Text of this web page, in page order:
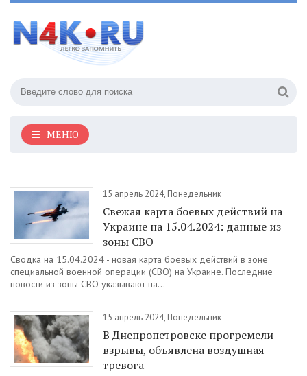
МЕНЮ
15 апрель 2024, Понедельник
Свежая карта боевых действий на
Украине на 15.04.2024: данные из
зоны СВО
Сводка на 15.04.2024 - новая карта боевых действий в зоне
специальной военной операции (СВО) на Украине. Последние
новости из зоны СВО указывают на...
15 апрель 2024, Понедельник
В Днепропетровске прогремели
взрывы, объявлена воздушная
тревога